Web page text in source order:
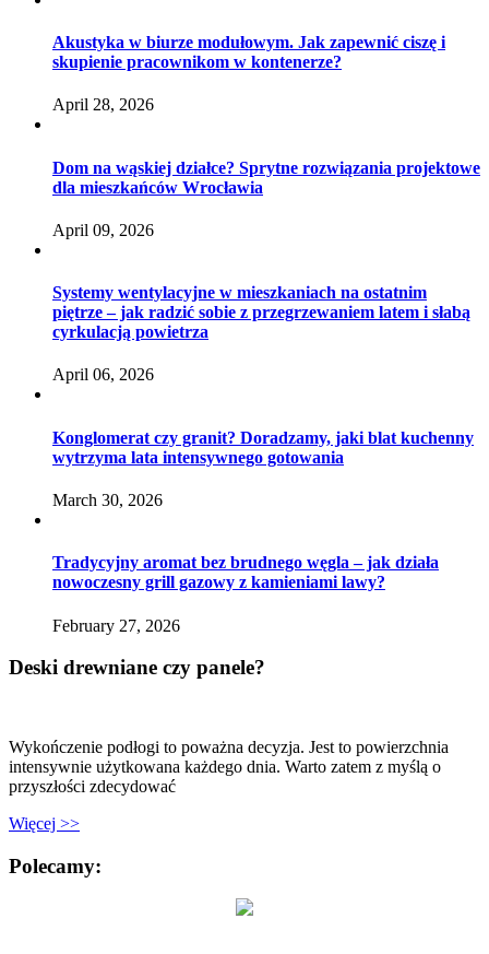
Akustyka w biurze modułowym. Jak zapewnić ciszę i
skupienie pracownikom w kontenerze?
April 28, 2026
Dom na wąskiej działce? Sprytne rozwiązania projektowe
dla mieszkańców Wrocławia
April 09, 2026
Systemy wentylacyjne w mieszkaniach na ostatnim
piętrze – jak radzić sobie z przegrzewaniem latem i słabą
cyrkulacją powietrza
April 06, 2026
Konglomerat czy granit? Doradzamy, jaki blat kuchenny
wytrzyma lata intensywnego gotowania
March 30, 2026
Tradycyjny aromat bez brudnego węgla – jak działa
nowoczesny grill gazowy z kamieniami lawy?
February 27, 2026
Deski drewniane czy panele?
Wykończenie podłogi to poważna decyzja. Jest to powierzchnia
intensywnie użytkowana każdego dnia. Warto zatem z myślą o
przyszłości zdecydować
Więcej >>
Polecamy: